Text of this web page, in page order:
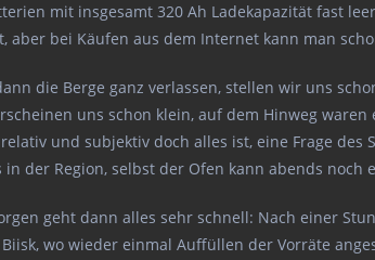
mit insgesamt 320 Ah Ladekapazität fast
aber bei Käufen aus dem Internet kann man
die Berge ganz verlassen, stellen wir uns
uns schon klein, auf dem Hinweg
und subjektiv doch alles ist, eine Frage
in der Region, selbst der Ofen kann abends noch
geht dann alles sehr schnell: Nach einer
wo wieder einmal Auffüllen der Vorräte